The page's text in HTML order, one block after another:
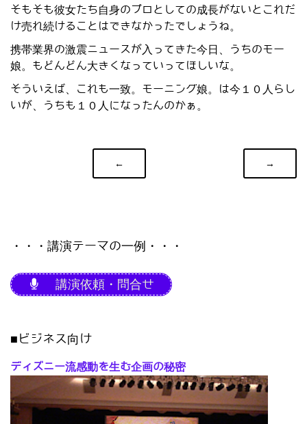
そもそも彼女たち自身のプロとしての成長がないとこれだ
け売れ続けることはできなかったでしょうね。
携帯業界の激震ニュースが入ってきた今日、うちのモー
娘。もどんどん大きくなっていってほしいな。
そういえば、これも一致。モーニング娘。は今１０人らし
いが、うちも１０人になったんのかぁ。
← →
・・・講演テーマの一例・・・
講演依頼・問合せ
■ビジネス向け
ディズニー流感動を生む企画の秘密